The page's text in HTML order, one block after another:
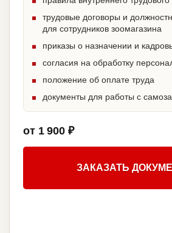
трудовые договоры и
для сотрудников зоомагазина
приказы о назначении и
согласия на обработку
положение об оплате труда
документы для работы с
от 1 900 ₽
ЗАКАЗАТЬ